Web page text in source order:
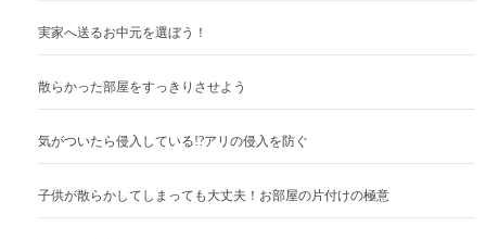
実家へ送るお中元を選ぼう！
散らかった部屋をすっきりさせよう
気がついたら侵入している!?アリの侵入を防ぐ
子供が散らかしてしまっても大丈夫！お部屋の片付けの極意